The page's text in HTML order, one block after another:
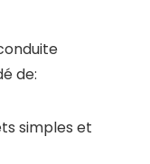
de:
simples et